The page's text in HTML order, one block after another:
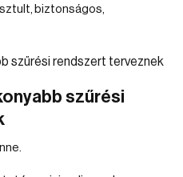
biztonságos,
szűrési